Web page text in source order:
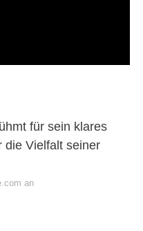
für sein klares
die Vielfalt seiner
an